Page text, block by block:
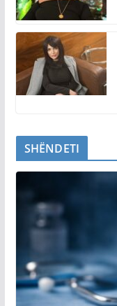
SHËNDETI